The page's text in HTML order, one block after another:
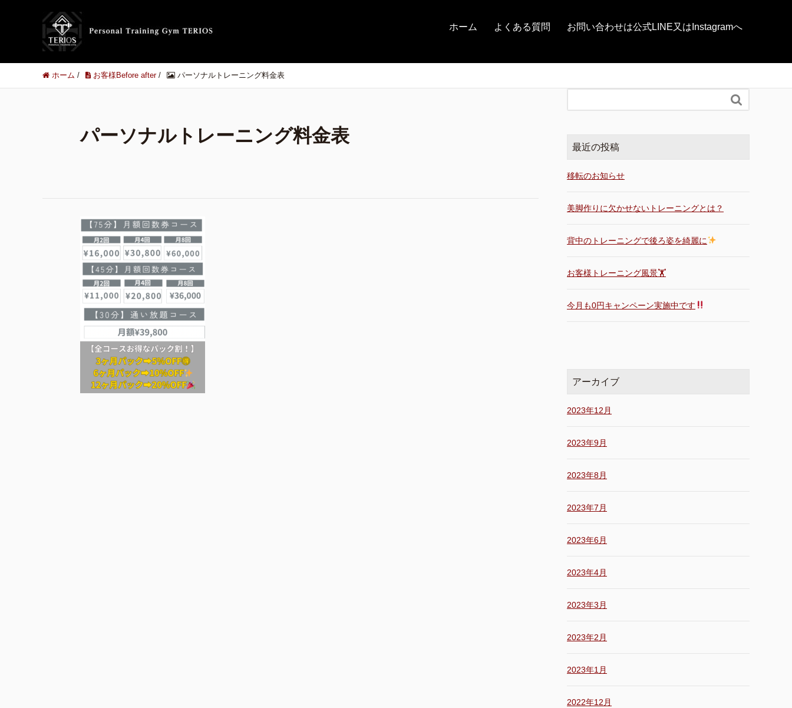
ホーム よくある質問 お問い合わせは公式LINE又はInstagramへ
ホーム / お客様Before after/ パーソナルトレーニング料金表
パーソナルトレーニング料金表

最近の投稿
移転のお知らせ
美脚作りに欠かせないトレーニングとは？
背中のトレーニングで後ろ姿を綺麗に
お客様トレーニング風景🏋️
今月も0円キャンペーン実施中です
アーカイブ
2023年12月
2023年9月
2023年8月
2023年7月
2023年6月
2023年4月
2023年3月
2023年2月
2023年1月
2022年12月